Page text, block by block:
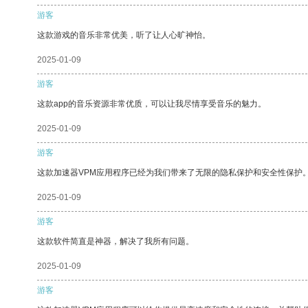
游客
这款游戏的音乐非常优美，听了让人心旷神怡。
2025-01-09
游客
这款app的音乐资源非常优质，可以让我尽情享受音乐的魅力。
2025-01-09
游客
这款加速器VPM应用程序已经为我们带来了无限的隐私保护和安全性保护
2025-01-09
游客
这款软件简直是神器，解决了我所有问题。
2025-01-09
游客